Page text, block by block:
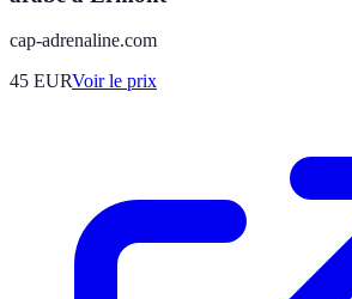
cap-adrenaline.com
45 EURVoir le prix